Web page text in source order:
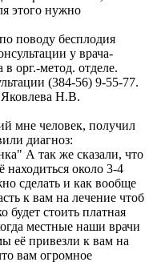
этого нужно
поводу бесплодия
у врача-
в орг.-метод. отделе.
(384-56) 9-55-77.
Яковлева Н.В.
мне человек, получил
диагноз:
А так же сказали, что
около 3-4
сделать и как вообще
к вам на лечение чтоб
будет стоить платная
местные наши врачи
её привезли к вам на
вам огромное